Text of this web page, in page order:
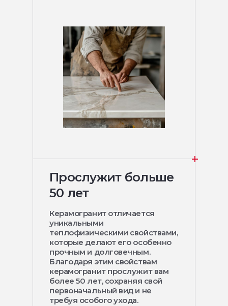
Прослужит больше
50 лет
Керамогранит отличается
уникальными
теплофизическими свойствами,
которые делают его особенно
прочным и долговечным.
Благодаря этим свойствам
керамогранит прослужит вам
более 50 лет, сохраняя свой
первоначальный вид и не
требуя особого ухода.